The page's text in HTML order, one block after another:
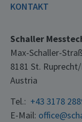
KONTAKT
Schaller
Max-Schaller-
8181 St.
Austria
Tel.: +43 3178
E-Mail: